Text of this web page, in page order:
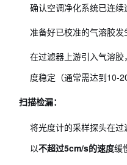
确认空调净化系统已连续
准备好已校准的气溶胶发
在过滤器上游引入气溶
度稳定（通常需达到10-
扫描检漏：
将光度计的采样探头在过
以不超过5cm/s的速度缓